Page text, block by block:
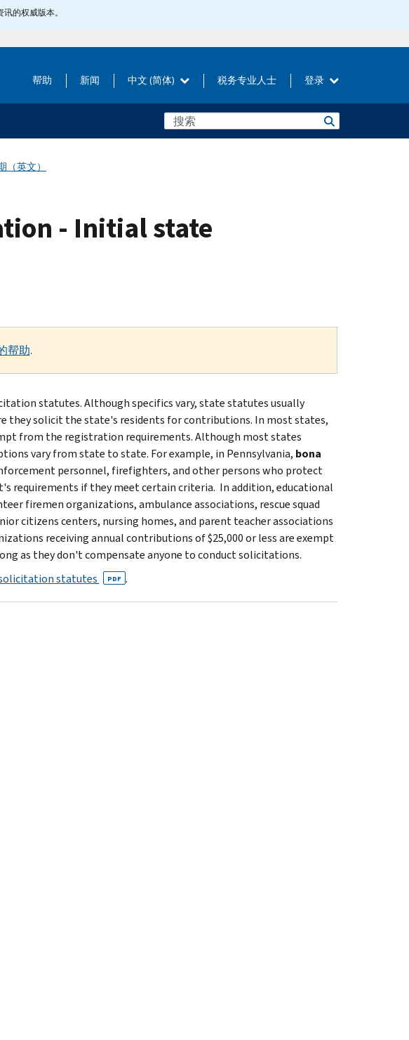
的权威版本。
帮助 新闻 中文 (简体) 税务专业人士 登录
英文）
- Initial state
帮助.
statutes. Although specifics vary, state statutes usually
they solicit the state's residents for contributions. In most states,
from the registration requirements. Although most states
vary from state to state. For example, in Pennsylvania, bona
personnel, firefighters, and other persons who protect
requirements if they meet certain criteria. In addition, educational
firemen organizations, ambulance associations, rescue squad
citizens centers, nursing homes, and parent teacher associations
receiving annual contributions of $25,000 or less are exempt
as they don't compensate anyone to conduct solicitations.
statutes PDF .